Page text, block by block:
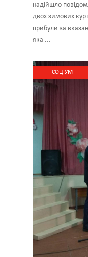
надійшло
двох зимових
прибули за
яка ...
CОЦІУМ